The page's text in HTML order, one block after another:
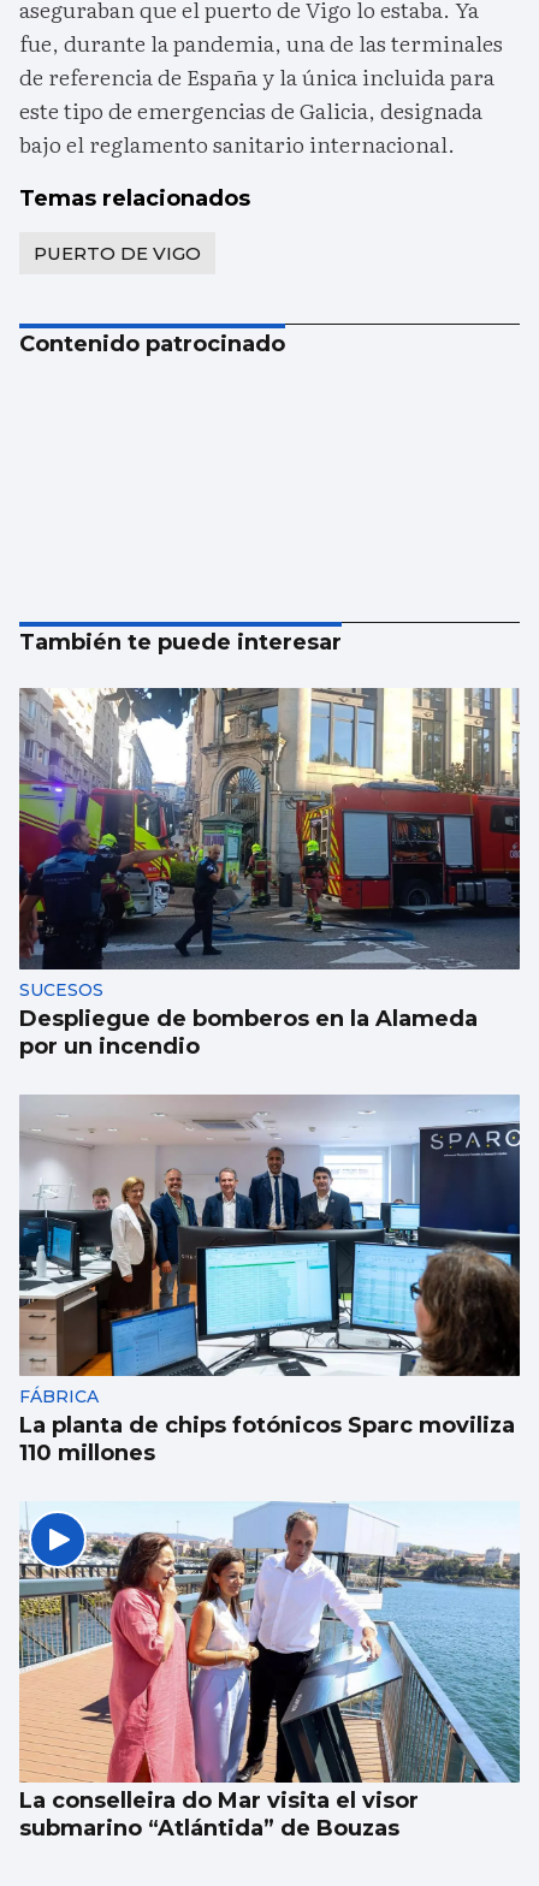
aseguraban que el puerto de Vigo lo estaba. Ya
fue, durante la pandemia, una de las terminales
de referencia de España y la única incluida para
este tipo de emergencias de Galicia, designada
bajo el reglamento sanitario internacional.
Temas relacionados
PUERTO DE VIGO
Contenido patrocinado
También te puede interesar
SUCESOS
Despliegue de bomberos en la Alameda
por un incendio
FÁBRICA
La planta de chips fotónicos Sparc moviliza
110 millones
La conselleira do Mar visita el visor
submarino “Atlántida” de Bouzas